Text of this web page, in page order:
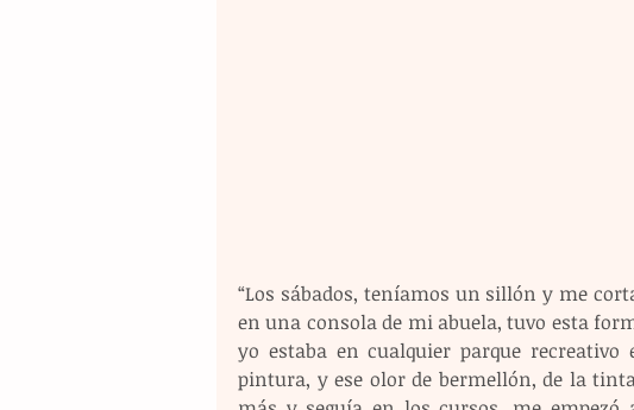
“Los sábados, teníamos un sillón y me
en una consola de mi abuela, tuvo esta
yo estaba en cualquier parque
pintura, y ese olor de bermellón, de la